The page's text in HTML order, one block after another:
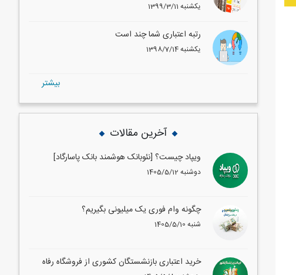
1399/3/11 یکشنبه
رتبه اعتباری شما چند است
1398/7/14 یکشنبه
بيشتر
آخرین مقالات
ویپاد چیست؟ [نئوبانک هوشمند بانک پاسارگاد]
1405/5/12 دوشنبه
چگونه وام فوری یک میلیونی بگیریم؟
1405/5/10 شنبه
خرید اعتباری بازنشستگان کشوری از فروشگاه رفاه